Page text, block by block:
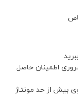
اطمینان حاصل
بیش از حد مونتاژ